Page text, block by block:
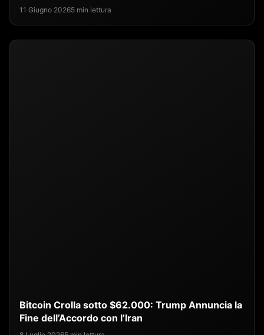
11 Giugno 20265 min lettura
Bitcoin Crolla sotto $62.000: Trump Annuncia la
Fine dell’Accordo con l’Iran